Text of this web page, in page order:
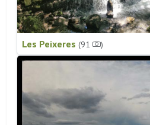
Les Peixeres (91 )